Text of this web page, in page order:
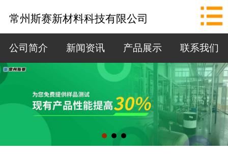
新闻资讯
产品展示
联系我们
拨打电话
常州斯赛新材料科技有限公司
公司简介 新闻资讯 产品展示 联系我们